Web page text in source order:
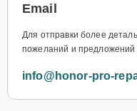
Email
Для отправки более
пожеланий и предложений
info@honor-pro-